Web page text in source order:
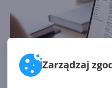
Zarządzaj